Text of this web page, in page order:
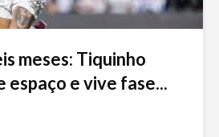
meses: Tiquinho
espaço e vive fase...